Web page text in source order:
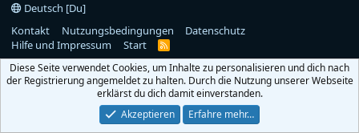
Deutsch [Du]
Kontakt
Nutzungsbedingungen
Datenschutz
Hilfe und Impressum
Start
R
S
Diese Seite verwendet Cookies, um Inhalte zu personalisieren und dich nach
der Registrierung angemeldet zu halten. Durch die Nutzung unserer Webseite
erklärst du dich damit einverstanden.
Akzeptieren
Erfahre mehr…